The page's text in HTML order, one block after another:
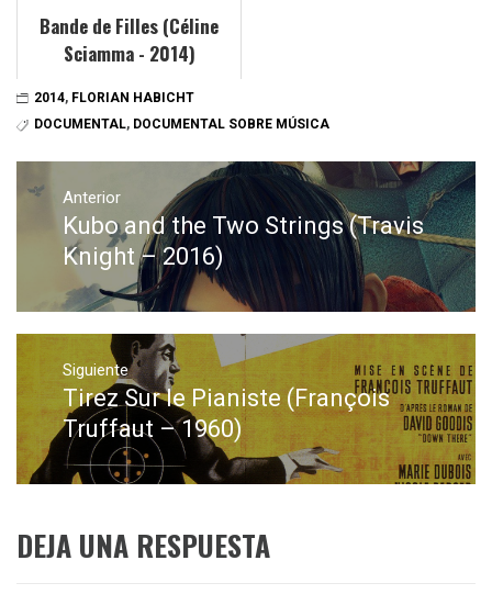
Bande de Filles (Céline
Sciamma - 2014)
2014, FLORIAN HABICHT
DOCUMENTAL, DOCUMENTAL SOBRE MÚSICA
Navegación
de
entradas
Anterior
Entrada
anterior:
Kubo and the Two Strings (Travis
Knight – 2016)
Siguiente
Entrada
siguiente:
Tirez Sur le Pianiste (François
Truffaut – 1960)
DEJA UNA RESPUESTA